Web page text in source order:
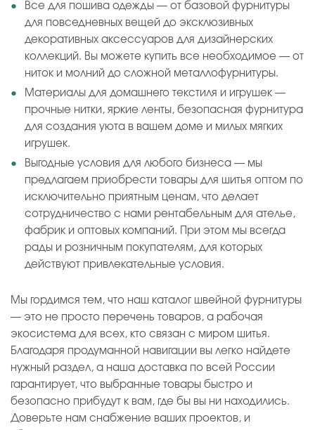
Все для пошива одежды — от базовой фурнитуры
для повседневных вещей до эксклюзивных
декоративных аксессуаров для дизайнерских
коллекций. Вы можете купить все необходимое — от
ниток и молний до сложной металлофурнитуры.
Материалы для домашнего текстиля и игрушек —
прочные нитки, яркие ленты, безопасная фурнитура
для создания уюта в вашем доме и милых мягких
игрушек.
Выгодные условия для любого бизнеса — мы
предлагаем приобрести товары для шитья оптом по
исключительно приятным ценам, что делает
сотрудничество с нами рентабельным для ателье,
фабрик и оптовых компаний. При этом мы всегда
рады и розничным покупателям, для которых
действуют привлекательные условия.
Мы гордимся тем, что наш каталог швейной фурнитуры
— это не просто перечень товаров, а рабочая
экосистема для всех, кто связан с миром шитья.
Благодаря продуманной навигации вы легко найдете
нужный раздел, а наша доставка по всей России
гарантирует, что выбранные товары быстро и
безопасно прибудут к вам, где бы вы ни находились.
Доверьте нам снабжение ваших проектов, и